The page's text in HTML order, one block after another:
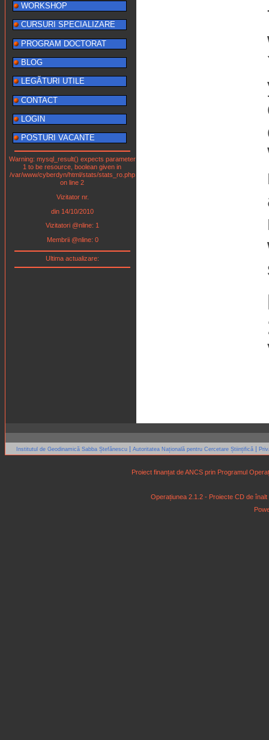
WORKSHOP
CURSURI SPECIALIZARE
PROGRAM DOCTORAT
BLOG
LEGĂTURI UTILE
CONTACT
LOGIN
POSTURI VACANTE
Warning: mysql_result() expects parameter
1 to be resource, boolean given in
/var/www/cyberdyn/html/stats/stats_ro.php
on line 2
Vizitator nr.
din 14/10/2010
Vizitatori @nline: 1
Membrii @nline: 0
Ultima actualizare:
Institutul de Geodinamică Sabba Ștefănescu | Autoritatea Națională pentru Cercetare Științifică |
Proiect finanțat de ANCS prin Programul
Operațiunea 2.1.2 - Proiecte CD de